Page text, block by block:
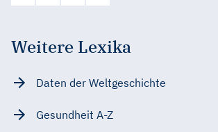
Weitere Lexika
Daten der Weltgeschichte
Gesundheit A-Z